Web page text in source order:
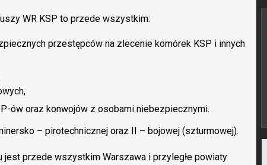
WR KSP to przede wszystkim:
przestępców na zlecenie komórek KSP i innych
ów oraz konwojów z osobami niebezpiecznymi.
– pirotechnicznej oraz II – bojowej (szturmowej).
jest przede wszystkim Warszawa i przyległe powiaty